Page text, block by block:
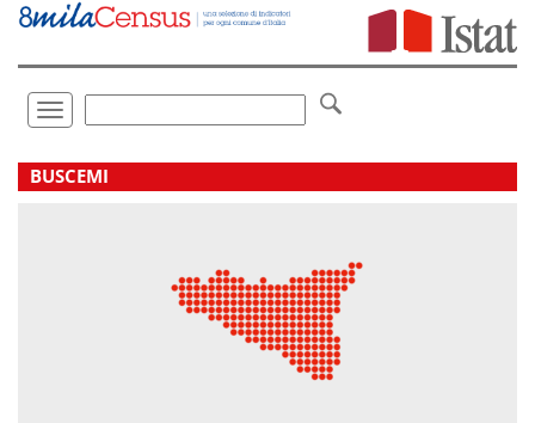
Vai
direttamente
Toggle
navigation
.
BUSCEMI